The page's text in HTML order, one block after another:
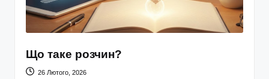
Що таке розчин?
26 Лютого, 2026